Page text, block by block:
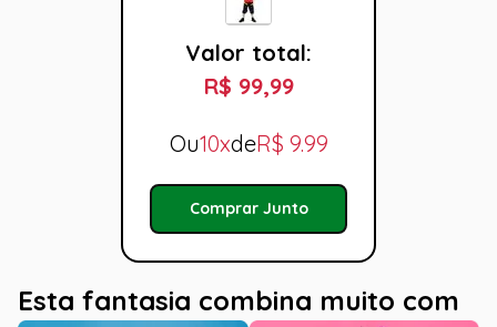
Valor total:
R$ 99,99
Ou10xdeR$ 9.99
Comprar Junto
Esta fantasia combina muito com